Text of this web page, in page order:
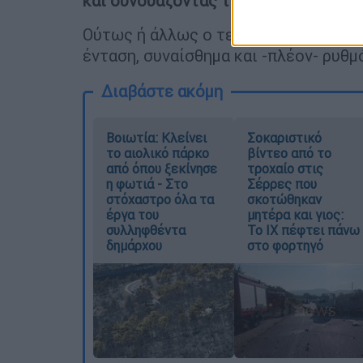
Ούτως ή άλλως ο τελικός του Copa
ένταση, συναίσθημα και -πλέον-
Διαβάστε ακόμη
Βοιωτία: Κλείνει
το αιολικό πάρκο
από όπου ξεκίνησε
η φωτιά - Στο
στόχαστρο όλα τα
έργα του
συλληφθέντα
δημάρχου
Σοκαριστικό
βίντεο από το
τροχαίο στις
Σέρρες που
σκοτώθηκαν
μητέρα και γιος:
Το ΙΧ πέφτει πάνω
στο φορτηγό